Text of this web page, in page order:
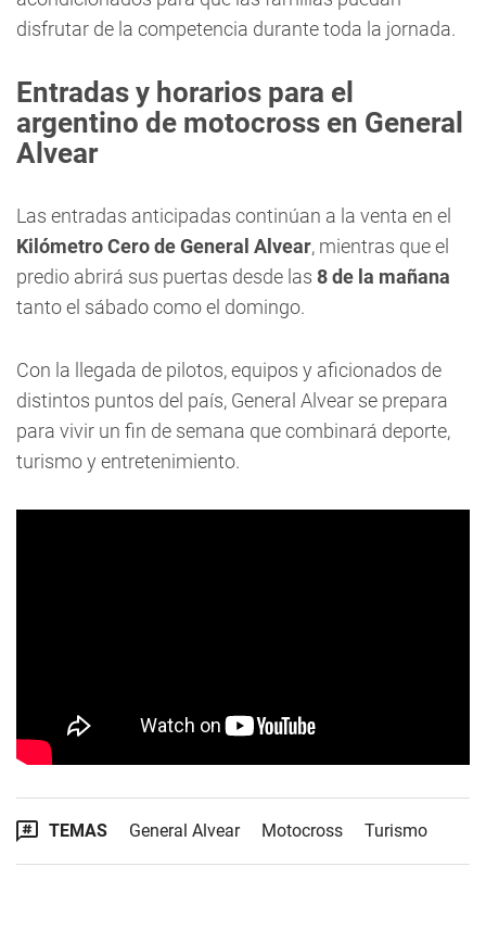
disfrutar de la competencia durante toda la jornada.
Entradas y horarios para el
argentino de motocross en General
Alvear
Las entradas anticipadas continúan a la venta en el
Kilómetro Cero de General Alvear, mientras que el
predio abrirá sus puertas desde las 8 de la mañana
tanto el sábado como el domingo.
Con la llegada de pilotos, equipos y aficionados de
distintos puntos del país, General Alvear se prepara
para vivir un fin de semana que combinará deporte,
turismo y entretenimiento.
TEMAS General Alvear Motocross Turismo